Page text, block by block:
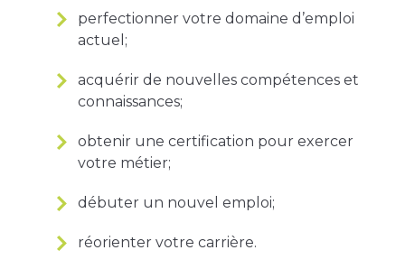
perfectionner votre domaine d’emploi
actuel;
acquérir de nouvelles compétences et
connaissances;
obtenir une certification pour exercer
votre métier;
débuter un nouvel emploi;
réorienter votre carrière.